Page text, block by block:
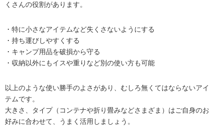
くさんの役割があります。
・特に小さなアイテムなど失くさないようにする
・持ち運びしやすくする
・キャンプ用品を破損から守る
・収納以外にもイスや重りなど別の使い方も可能
以上のような使い勝手のよさがあり、むしろ無くてはならないアイ
テムです。
大きさ、タイプ（コンテナや折り畳みなどさまざま）はご自身のお
好みに合わせて、うまく活用しましょう。